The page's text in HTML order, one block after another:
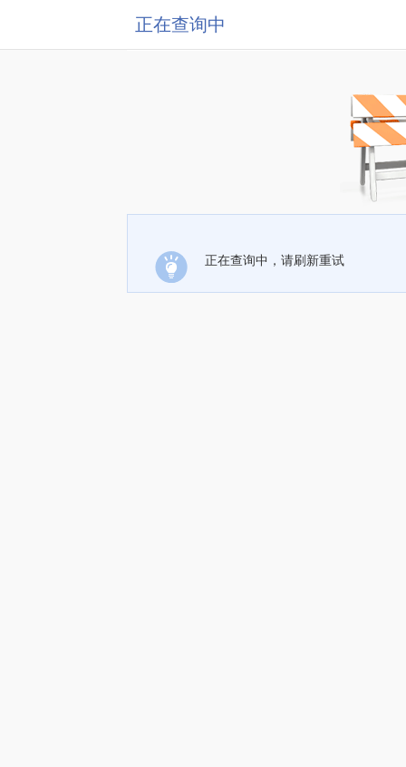
正在查询中
正在查询中，请刷新重试